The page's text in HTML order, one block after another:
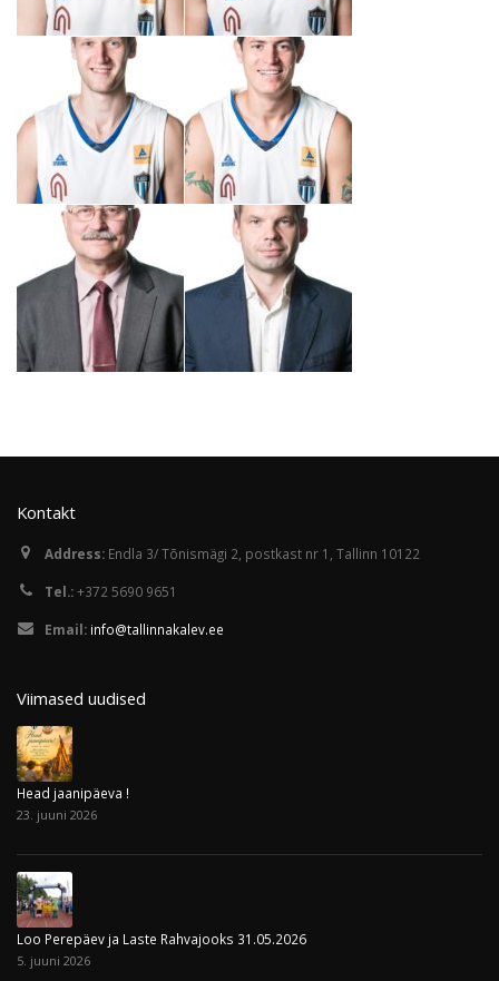
Kontakt
Address: Endla 3/ Tõnismägi 2, postkast nr 1, Tallinn 10122
Tel.:+372 5690 9651
Email: info@tallinnakalev.ee
Viimased uudised
Head jaanipäeva !
23. juuni 2026
Loo Perepäev ja Laste Rahvajooks 31.05.2026
5. juuni 2026